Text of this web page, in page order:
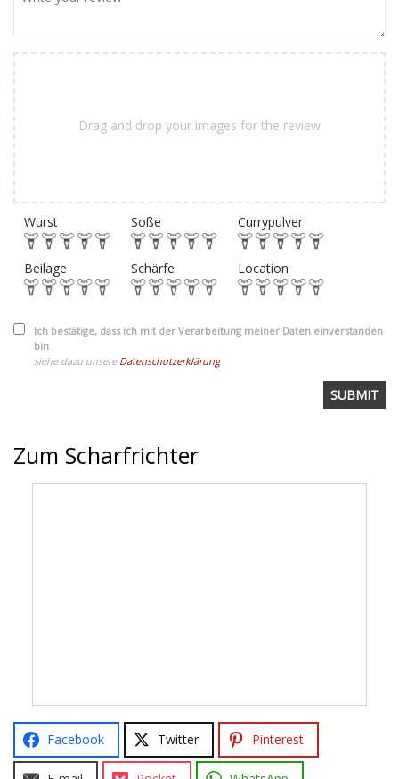
Drag and drop your images for the review
Wurst Soße Currypulver
Beilage Schärfe Location
Ich bestätige, dass ich mit der Verarbeitung meiner Daten einverstanden
bin
siehe dazu unsere Datenschutzerklärung
Zum Scharfrichter
Facebook Twitter Pinterest